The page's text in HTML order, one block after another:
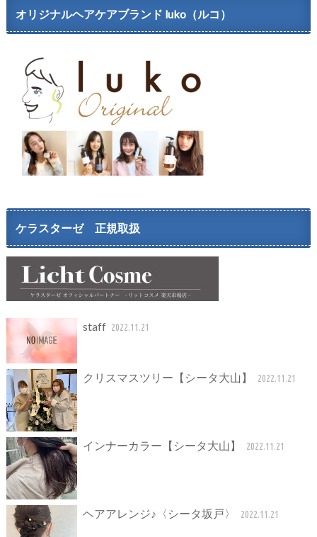
オリジナルヘアケアブランド luko（ルコ）
ケラスターゼ 正規取扱
staff 2022.11.21
クリスマスツリー【シータ大山】 2022.11.21
インナーカラー【シータ大山】 2022.11.21
ヘアアレンジ♪〈シータ坂戸〉 2022.11.21